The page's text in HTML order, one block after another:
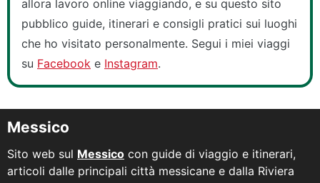
allora lavoro online viaggiando, e su questo sito
pubblico guide, itinerari e consigli pratici sui luoghi
che ho visitato personalmente. Segui i miei viaggi
su Facebook e Instagram.
Messico
Sito web sul Messico con guide di viaggio e itinerari,
articoli dalle principali città messicane e dalla Riviera